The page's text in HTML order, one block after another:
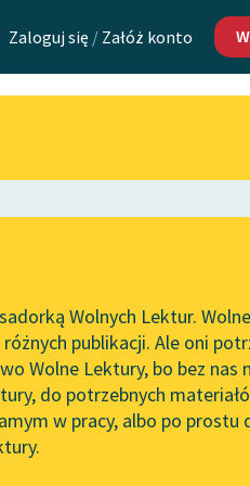
Zaloguj się / Załóż konto
Lektur
Lektur
Kontakt
O projekcie
Zasady
Wolnych
Logotypy
Materiały
Wolnych Lektur. Wolne
publikacji. Ale oni
Wolne Lektury, bo bez nas
do potrzebnych
w pracy, albo po prostu